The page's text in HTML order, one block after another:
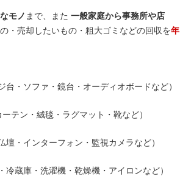
モノ まで、また 一般家庭から事務所や店
・売却したいもの・粗大ゴミなどの回収を年
・ソファ・鏡台・オーディオボードなど）
テン・絨毯・ラグマット・靴など）
・インターフォン・監視カメラなど）
蔵庫・洗濯機・乾燥機・アイロンなど）